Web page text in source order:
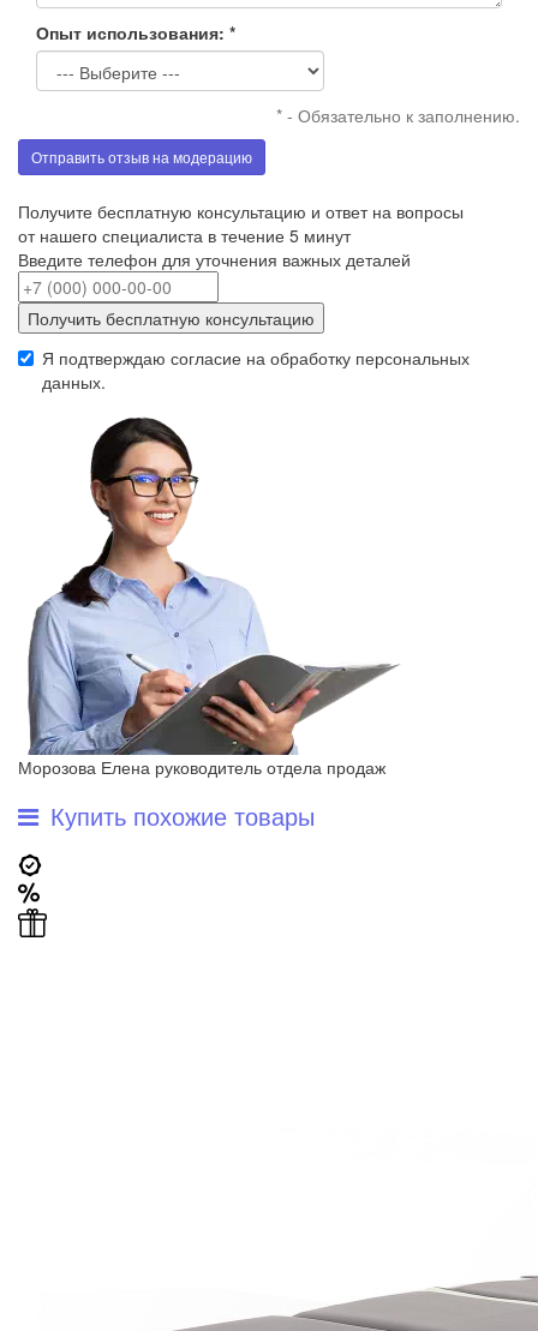
Опыт использования: *
* - Обязательно к заполнению.
Отправить отзыв на модерацию
Получите бесплатную консультацию и ответ на вопросы
от нашего специалиста в течение 5 минут
Введите телефон для уточнения важных деталей
Получить бесплатную консультацию
Я подтверждаю согласие на обработку персональных
данных.
Морозова Елена руководитель отдела продаж
Купить похожие товары